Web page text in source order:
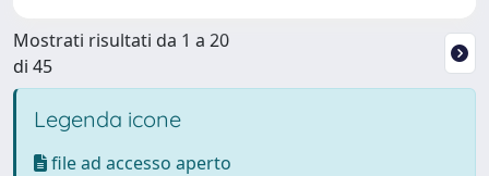
Mostrati risultati da 1 a 20
di 45
Legenda icone
file ad accesso aperto